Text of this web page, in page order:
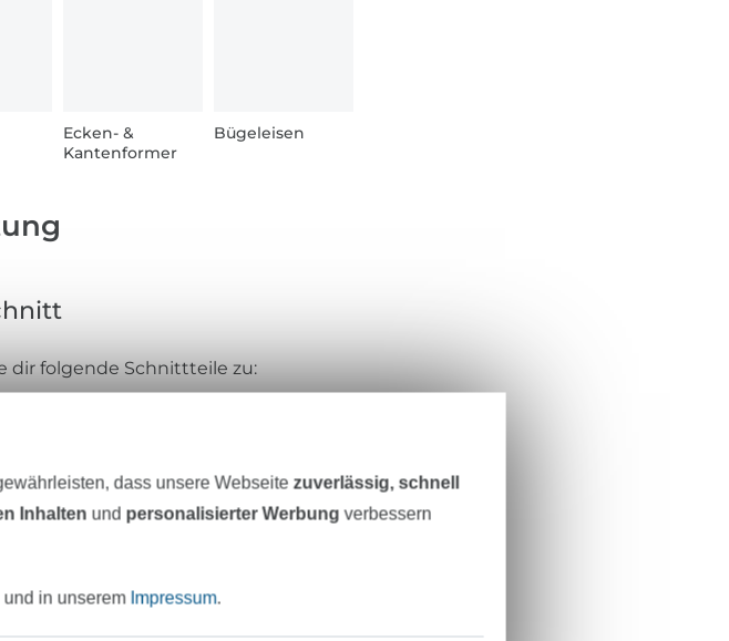
Ecken- &
Kantenformer
Bügeleisen
dir folgende Schnittteile zu:
aus Außenstoff
aus Außenstoff
dass unsere Webseitezuverlässig, schnell
Inhalten und personalisierter Werbung verbessern
und in unserem Impressum.